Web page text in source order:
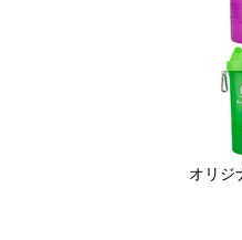
オリ